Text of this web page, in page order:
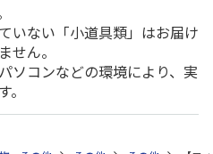
いない「小道具類」はお届け
せん。
ソコンなどの環境により、実